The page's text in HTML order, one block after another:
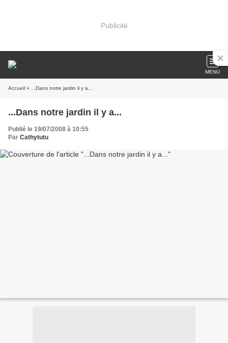
Publicité
MENU
Accueil » ...Dans notre jardin il y a...
...Dans notre jardin il y a...
Publié le 19/07/2008 à 10:55
Par Cathytutu